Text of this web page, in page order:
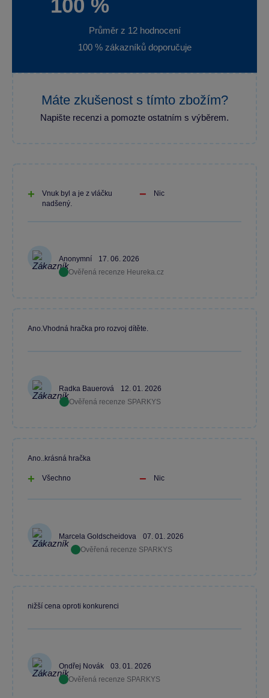
100 %
Průměr z 12 hodnocení
100 % zákazníků doporučuje
Máte zkušenost s tímto zbožím?
Napište recenzi a pomozte ostatním s výběrem.
Anonymní
17. 06. 2026
Ověřená recenze Heureka.cz
Vnuk byl a je z vláčku
nadšený.
Nic
Radka Bauerová
12. 01. 2026
Ověřená recenze SPARKYS
Ano.Vhodná hračka pro rozvoj dítěte.
Marcela Goldscheidova
07. 01. 2026
Ověřená recenze SPARKYS
Ano..krásná hračka
Všechno Nic
Ondřej Novák
03. 01. 2026
Ověřená recenze SPARKYS
nižší cena oproti konkurenci